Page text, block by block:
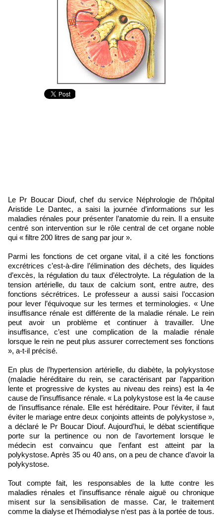
Le Pr Boucar Diouf, chef du service Néphrologie de l’hôpital
Aristide Le Dantec, a saisi la journée d’informations sur les
maladies rénales pour présenter l’anatomie du rein. Il a ensuite
centré son intervention sur le rôle central de cet organe noble
qui « filtre 200 litres de sang par jour ».
Parmi les fonctions de cet organe vital, il a cité les fonctions
excrétrices c’est-à-dire l’élimination des déchets, des liquides
d’excès, la régulation du taux d’électrolyte. La régulation de la
tension artérielle, du taux de calcium sont, entre autre, des
fonctions sécrétrices. Le professeur a aussi saisi l’occasion
pour lever l’équivoque sur les termes et terminologies. « Une
insuffisance rénale est différente de la maladie rénale. Le rein
peut avoir un problème et continuer à travailler. Une
insuffisance, c’est une complication de la maladie rénale
lorsque le rein ne peut plus assurer correctement ses fonctions
», a-t-il précisé.
En plus de l’hypertension artérielle, du diabète, la polykystose
(maladie héréditaire du rein, se caractérisant par l’apparition
lente et progressive de kystes au niveau des reins) est la 4e
cause de l’insuffisance rénale. « La polykystose est la 4e cause
de l’insuffisance rénale. Elle est héréditaire. Pour l’éviter, il faut
éviter le mariage entre deux conjoints atteints de polykystose »,
a déclaré le Pr Boucar Diouf. Aujourd’hui, le débat scientifique
porte sur la pertinence ou non de l’avortement lorsque le
médecin est convaincu que l’enfant est atteint par la
polykystose. Après 35 ou 40 ans, on a peu de chance d’avoir la
polykystose.
Tout compte fait, les responsables de la lutte contre les
maladies rénales et l’insuffisance rénale aiguë ou chronique
misent sur la sensibilisation de masse. Car, le traitement
comme la dialyse et l’hémodialyse n’est pas à la portée de tous.